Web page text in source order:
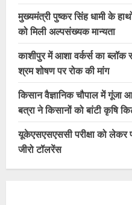
मुख्यमंत्री पुष्कर सिंह धामी के
को मिली अल्पसंख्यक मान्यता
काशीपुर में आशा वर्कर्स का ब्लॉक
श्रम शोषण पर रोक की मांग
किसान वैज्ञानिक चौपाल में गूंजा
बत्रा ने किसानों को बांटी कृषि
यूकेएसएसएससी परीक्षा को
जीरो टॉलरेंस